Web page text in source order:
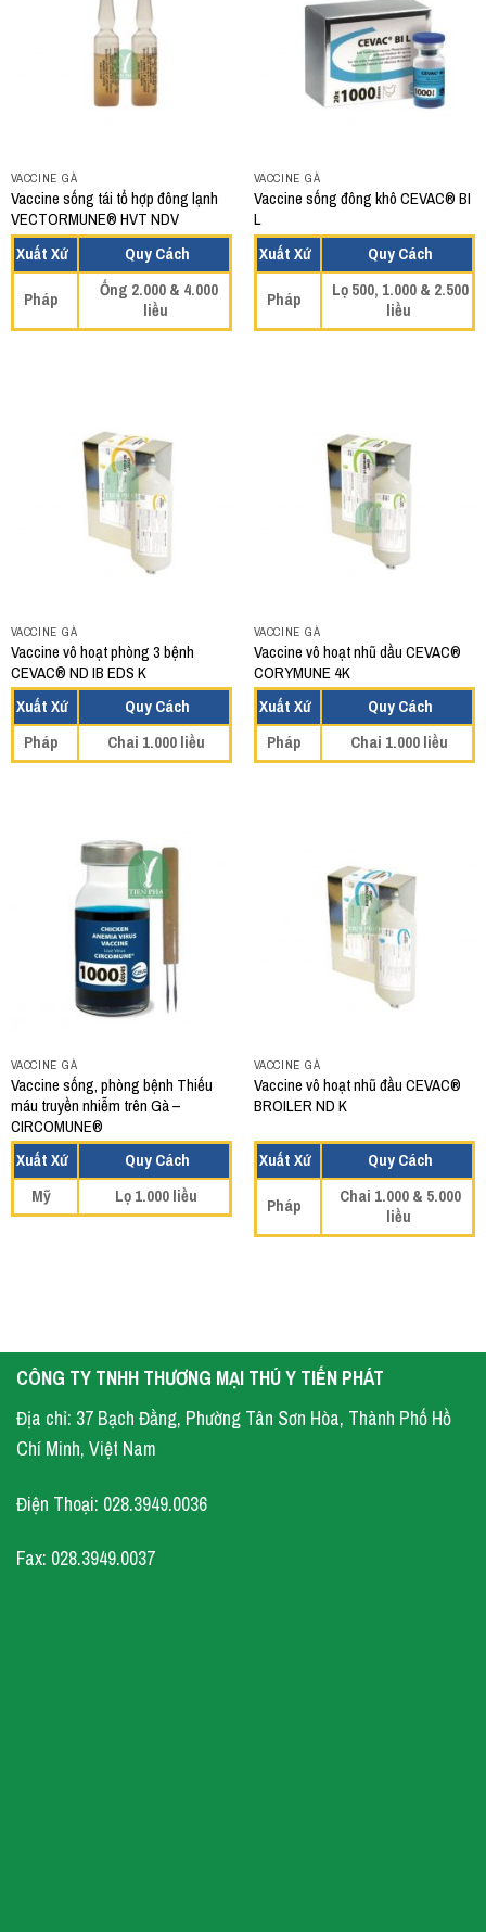
VACCINE GÀ
Vaccine sống tái tổ hợp đông lạnh
VECTORMUNE® HVT NDV
Xuất Xứ
Quy Cách
Pháp
Ống 2.000 & 4.000
liều
VACCINE GÀ
Vaccine sống đông khô CEVAC® BI
L
Xuất Xứ
Quy Cách
Pháp
Lọ 500, 1.000 & 2.500
liều
VACCINE GÀ
Vaccine vô hoạt phòng 3 bệnh
CEVAC® ND IB EDS K
Xuất Xứ
Quy Cách
Pháp
Chai 1.000 liều
VACCINE GÀ
Vaccine vô hoạt nhũ dầu CEVAC®
CORYMUNE 4K
Xuất Xứ
Quy Cách
Pháp
Chai 1.000 liều
VACCINE GÀ
Vaccine sống, phòng bệnh Thiếu
máu truyền nhiễm trên Gà –
CIRCOMUNE®
Xuất Xứ
Quy Cách
Mỹ
Lọ 1.000 liều
VACCINE GÀ
Vaccine vô hoạt nhũ đầu CEVAC®
BROILER ND K
Xuất Xứ Quy Cách
Pháp
Chai 1.000 & 5.000
liều
CÔNG TY TNHH THƯƠNG MẠI THÚ Y TIẾN PHÁT
Địa chỉ: 37 Bạch Đằng, Phường Tân Sơn Hòa, Thành Phố Hồ
Chí Minh, Việt Nam
Điện Thoại: 028.3949.0036
Fax: 028.3949.0037